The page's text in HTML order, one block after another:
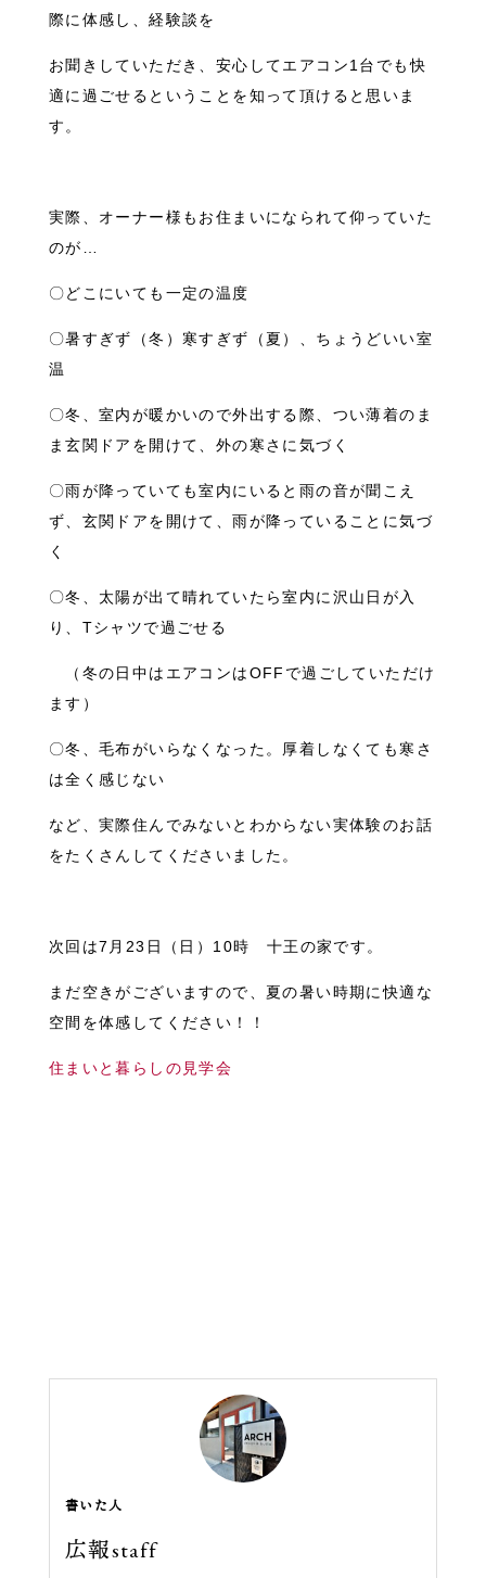
際に体感し、経験談を
お聞きしていただき、安心してエアコン1台でも快
適に過ごせるということを知って頂けると思いま
す。
実際、オーナー様もお住まいになられて仰っていた
のが…
〇どこにいても一定の温度
〇暑すぎず（冬）寒すぎず（夏）、ちょうどいい室
温
〇冬、室内が暖かいので外出する際、つい薄着のま
ま玄関ドアを開けて、外の寒さに気づく
〇雨が降っていても室内にいると雨の音が聞こえ
ず、玄関ドアを開けて、雨が降っていることに気づ
く
〇冬、太陽が出て晴れていたら室内に沢山日が入
り、Tシャツで過ごせる
（冬の日中はエアコンはOFFで過ごしていただけ
ます）
〇冬、毛布がいらなくなった。厚着しなくても寒さ
は全く感じない
など、実際住んでみないとわからない実体験のお話
をたくさんしてくださいました。
次回は7月23日（日）10時 十王の家です。
まだ空きがございますので、夏の暑い時期に快適な
空間を体感してください！！
住まいと暮らしの見学会
書いた人
広報staff